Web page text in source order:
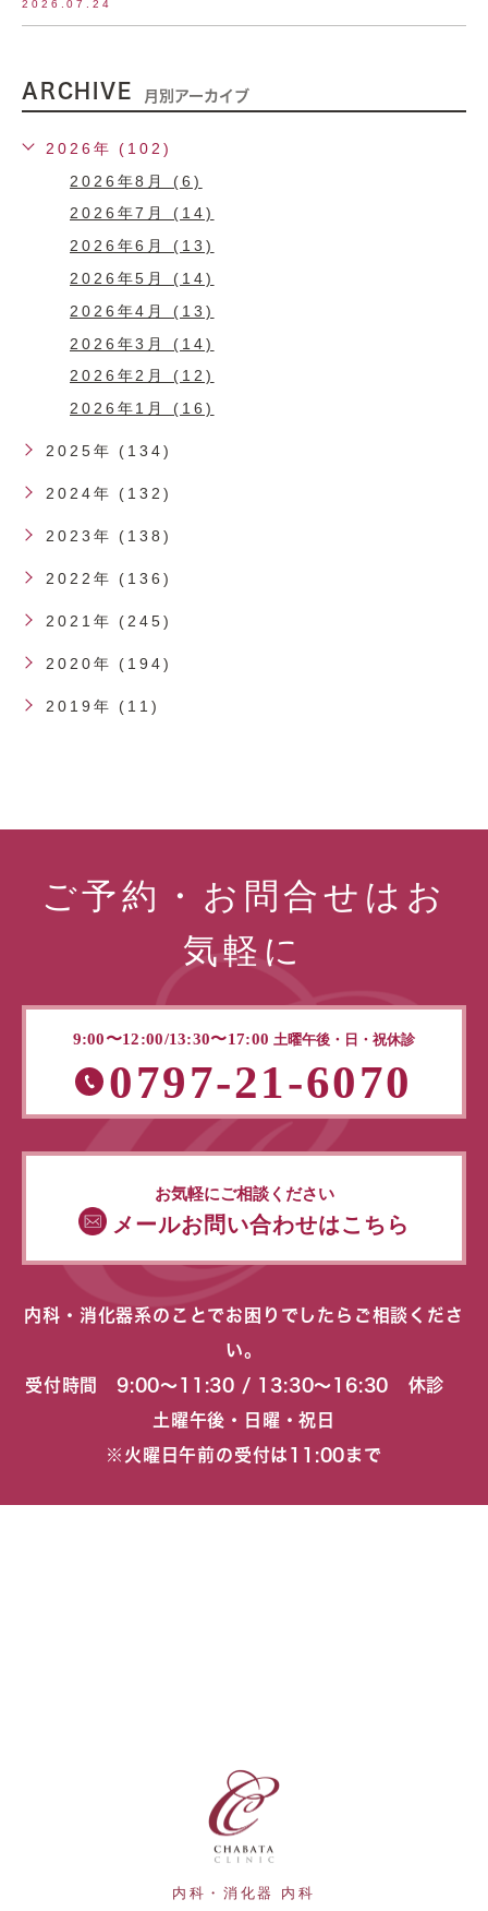
2026.07.24
ARCHIVE 月別アーカイブ
2026年 (102)
2026年8月 (6)
2026年7月 (14)
2026年6月 (13)
2026年5月 (14)
2026年4月 (13)
2026年3月 (14)
2026年2月 (12)
2026年1月 (16)
2025年 (134)
2024年 (132)
2023年 (138)
2022年 (136)
2021年 (245)
2020年 (194)
2019年 (11)
ご予約・お問合せはお
気軽に
9:00〜12:00/13:30〜17:00 土曜午後・日・祝休診
0797-21-6070
お気軽にご相談ください
メールお問い合わせはこちら
内科・消化器系のことでお困りでしたらご相談くださ
い。
受付時間 9:00〜11:30 / 13:30〜16:30 休診
土曜午後・日曜・祝日
※火曜日午前の受付は11:00まで
内科・消化器 内科